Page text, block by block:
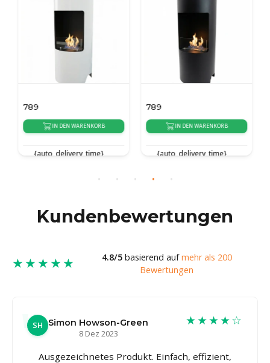
789
IN DEN WARENKORB
{auto_delivery_time}
789
IN DEN WARENKORB
{auto_delivery_time}
Kundenbewertungen
★★★★★ 4.8/5basierend aufmehr als 200
Bewertungen
SH Simon Howson-Green
8 Dez 2023
★★★★☆
Ausgezeichnetes Produkt. Einfach, effizient,